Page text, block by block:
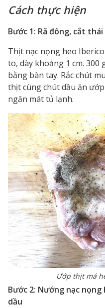
Cách thực hiện
Bước 1: Rã đông, cắt
Thịt nạc nọng heo
to, dày khoảng 1 cm.
bằng bàn tay. Rắc chút
thịt cùng chút dầu ăn
ngăn mát tủ lạnh.
Ướp thịt má
Bước 2: Nướng nạc
dầu